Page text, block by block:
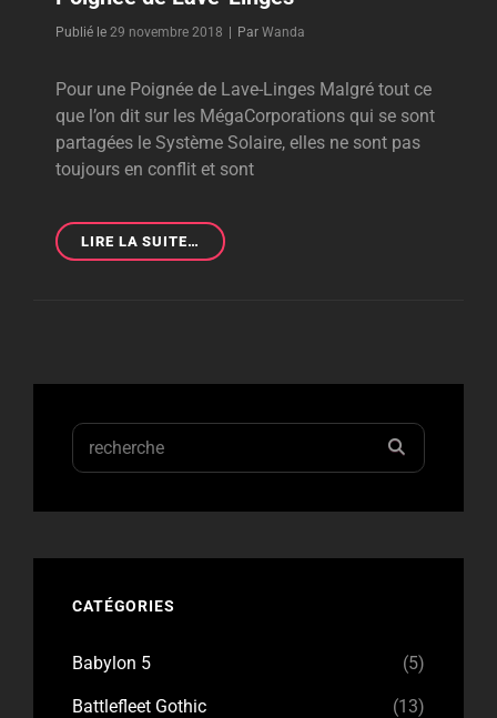
Publié le 29 novembre 2018 | Par Byline
Wanda
Pour une Poignée de Lave-Linges Malgré tout ce
que l’on dit sur les MégaCorporations qui se sont
partagées le Système Solaire, elles ne sont pas
toujours en conflit et sont
LIRE LA SUITE… [BAUHAUS
VS
LINGES
Search
for:
CATÉGORIES
Babylon 5 (5)
Battlefleet Gothic (13)